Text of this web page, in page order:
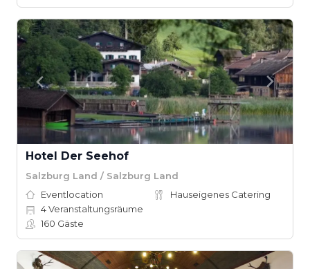
Hotel Der Seehof
Salzburg Land / Salzburg Land
Eventlocation
Hauseigenes Catering
4Veranstaltungsräume
160 Gäste